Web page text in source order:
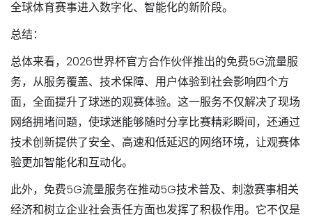
全球体育赛事进入数字化、智能化的新阶段。
总结：
总体来看，2026世界杯官方合作伙伴推出的免费5G流量服
务，从服务覆盖、技术保障、用户体验到社会影响四个方
面，全面提升了球迷的观赛体验。这一服务不仅解决了现场
网络拥堵问题，使球迷能够随时分享比赛精彩瞬间，还通过
技术创新提供了安全、高速和低延迟的网络环境，让观赛体
验更加智能化和互动化。
此外，免费5G流量服务在推动5G技术普及、刺激赛事相关
经济和树立企业社会责任方面也发挥了积极作用。它不仅是